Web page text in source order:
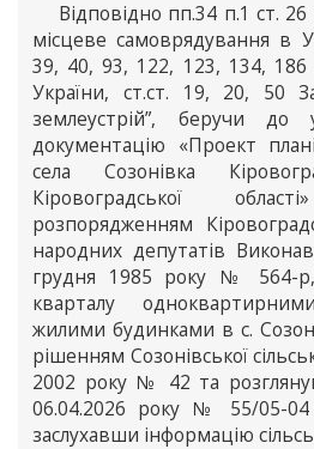
Відповідно пп.34 п.1 ст. 26
місцеве самоврядування в
39, 40, 93, 122, 123, 134, 186
України, ст.ст. 19, 20, 50
землеустрій”, беручи до
документацію «Проект
села Созонівка
Кіровоградської
розпорядженням
народних депутатів
грудня 1985 року № 564-
кварталу
жилими будинками в с.
рішенням Созонівської
2002 року № 42 та
06.04.2026 року № 55/05-04
заслухавши інформацію